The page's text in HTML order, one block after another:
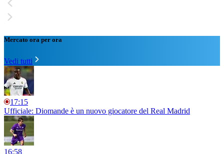
Mercato ora per ora
Vedi tutti
17:15
Ufficiale: Diomande è un nuovo giocatore del Real Madrid
16:58